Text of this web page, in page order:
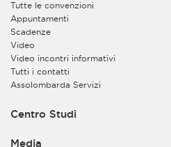
privacy@assolombarda.it
informazioni necessarie per
nel successivo paragrafo “Diritti
Il Titolare potrà inoltre trattare i
finalità di tutela e difesa dei
Contitolare Assolombarda
Tutte le convenzioni
Appuntamenti
Scadenze
Video
Video incontri informativi
Tutti i contatti
Assolombarda Servizi
Centro Studi
Media